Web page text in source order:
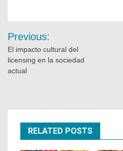
Previous:
El impacto cultural del
licensing en la sociedad
actual
RELATED POSTS